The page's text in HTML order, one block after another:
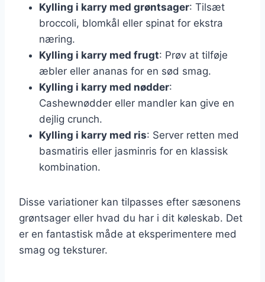
Kylling i karry med grøntsager: Tilsæt
broccoli, blomkål eller spinat for ekstra
næring.
Kylling i karry med frugt: Prøv at tilføje
æbler eller ananas for en sød smag.
Kylling i karry med nødder:
Cashewnødder eller mandler kan give en
dejlig crunch.
Kylling i karry med ris: Server retten med
basmatiris eller jasminris for en klassisk
kombination.
Disse variationer kan tilpasses efter sæsonens
grøntsager eller hvad du har i dit køleskab. Det
er en fantastisk måde at eksperimentere med
smag og teksturer.